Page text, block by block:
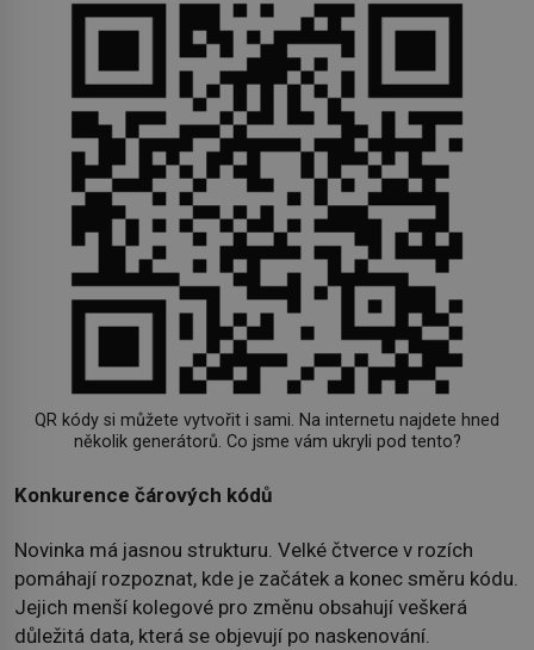
QR kódy si můžete vytvořit i sami. Na internetu najdete hned
několik generátorů. Co jsme vám ukryli pod tento?
Konkurence čárových kódů
Novinka má jasnou strukturu. Velké čtverce v rozích
pomáhají rozpoznat, kde je začátek a konec směru kódu.
Jejich menší kolegové pro změnu obsahují veškerá
důležitá data, která se objevují po naskenování.